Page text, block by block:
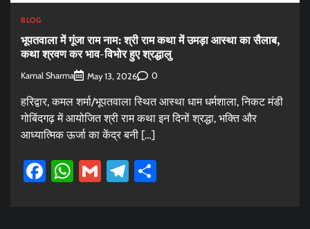
BLOG
भूपतवाला में गूंजा राम नाम: श्री राम कथा में उमड़ा आस्था का सैलाब,
कथा श्रवण कर भाव-विभोर हुए श्रद्धालु
Kamal Sharma May 13, 2026 0
हरिद्वार, कमल शर्मा/भूपतवाला स्थित आस्था धाम धर्मशाला, निकट मंडी
गोबिंदगढ़ में आयोजित श्री राम कथा इन दिनों श्रद्धा, भक्ति और
आध्यात्मिक ऊर्जा का केंद्र बनी […]
Facebook
WhatsApp
GmailTelegram